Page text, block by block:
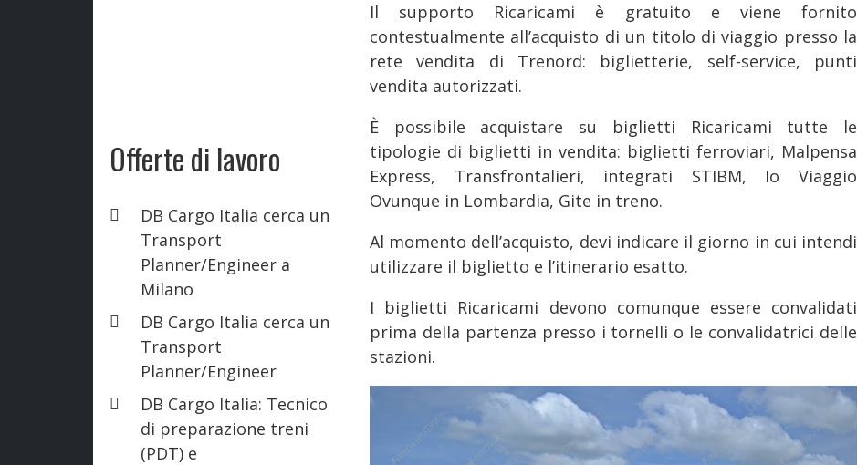
Offerte di lavoro
DB Cargo Italia cerca un
Transport
Planner/Engineer a
Milano
DB Cargo Italia cerca un
Transport
Planner/Engineer
DB Cargo Italia: Tecnico
di preparazione treni
(PDT) e
Il supporto Ricaricami è gratuito e viene fornito
contestualmente all’acquisto di un titolo di viaggio presso la
rete vendita di Trenord: biglietterie, self-service, punti
vendita autorizzati.
È possibile acquistare su biglietti Ricaricami tutte le
tipologie di biglietti in vendita: biglietti ferroviari, Malpensa
Express, Transfrontalieri, integrati STIBM, Io Viaggio
Ovunque in Lombardia, Gite in treno.
Al momento dell’acquisto, devi indicare il giorno in cui intendi
utilizzare il biglietto e l’itinerario esatto.
I biglietti Ricaricami devono comunque essere convalidati
prima della partenza presso i tornelli o le convalidatrici delle
stazioni.